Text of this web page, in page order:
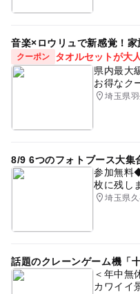
音楽×ロウリュで新感覚！
クーポン
タオルセットが大
県内最大
お得なク
埼玉県
8/9 6つのフォトブース大集
参加無料
枚に残し
埼玉県
話題のクレーンゲーム機「
＜年中無
カワイイ